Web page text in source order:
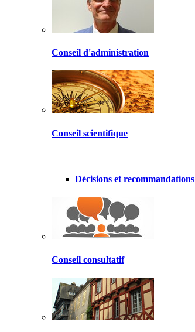
Conseil d'administration
Conseil scientifique
Décisions et recommandations
Conseil consultatif